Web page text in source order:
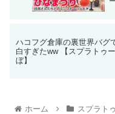
ハコフグ倉庫の裏世界バグ
白すぎたww 【スプラトゥ
ぼ】
ホーム スプラト